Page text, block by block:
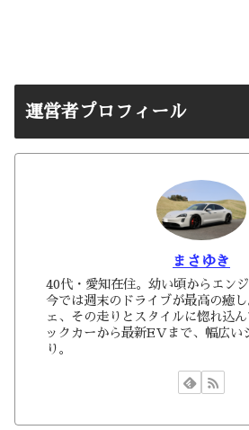
運営者プロフィール
まさゆき
40代・愛知在住。幼い頃からエン
今では週末のドライブが最高の癒
ェ、その走りとスタイルに惚れ込
ックカーから最新EVまで、幅広い
り。